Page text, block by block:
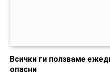
Всички ги ползваме
опасни